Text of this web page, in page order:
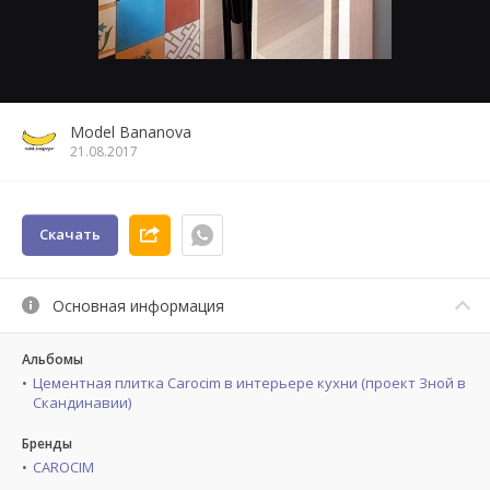
Model Bananova
21.08.2017
Скачать
Основная информация
Альбомы
Цементная плитка Carocim в интерьере кухни (проект Зной в
Скандинавии)
Бренды
CAROCIM